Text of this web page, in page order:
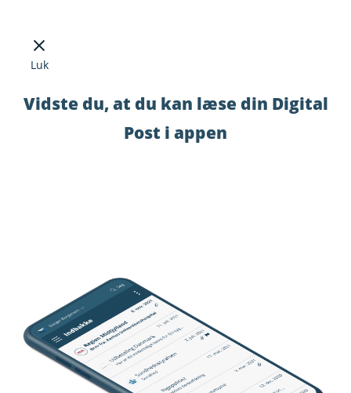
Luk
Vidste du, at du kan læse din Digital
Post i appen